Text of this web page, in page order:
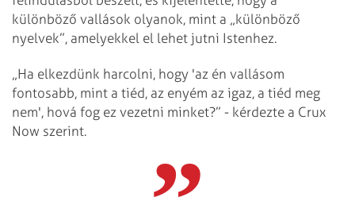
különböző vallások olyanok, mint a „különböző
nyelvek”, amelyekkel el lehet jutni Istenhez.
„Ha elkezdünk harcolni, hogy 'az én vallásom
fontosabb, mint a tiéd, az enyém az igaz, a tiéd meg
nem', hová fog ez vezetni minket?” - kérdezte a Crux
Now szerint.